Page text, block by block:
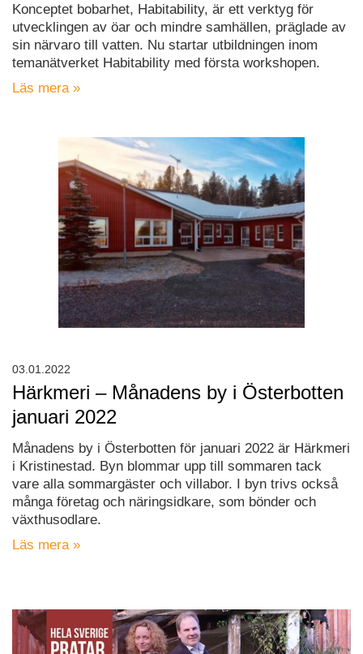
Konceptet bobarhet, Habitability, är ett verktyg för
utvecklingen av öar och mindre samhällen, präglade av
sin närvaro till vatten. Nu startar utbildningen inom
temanätverket Habitability med första workshopen.
Läs mera »
Härkmeri – Månadens by i Österbotten
januari 2022
Månadens by i Österbotten för januari 2022 är Härkmeri
i Kristinestad. Byn blommar upp till sommaren tack
vare alla sommargäster och villabor. I byn trivs också
många företag och näringsidkare, som bönder och
växthusodlare.
Läs mera »
03.01.2022